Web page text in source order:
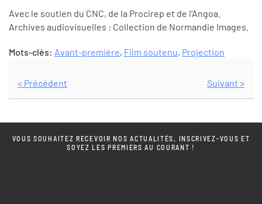
Avec le soutien du CNC, de la Procirep et de l'Angoa.
Archives audiovisuelles : Collection de Normandie Images.
Mots-clés: Avant-première, Film soutenu, Projection
< Précédent Suivant >
VOUS SOUHAITEZ RECEVOIR NOS ACTUALITÉS, INSCRIVEZ-VOUS ET
SOYEZ LES PREMIERS AU COURANT !